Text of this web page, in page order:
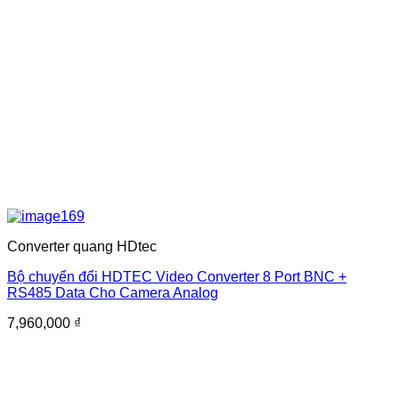
Converter quang HDtec
Bộ chuyển đổi HDTEC Video Converter 8 Port BNC +
RS485 Data Cho Camera Analog
7,960,000 ₫